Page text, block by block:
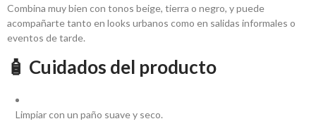
Combina muy bien con tonos beige, tierra o negro, y puede
acompañarte tanto en looks urbanos como en salidas informales o
eventos de tarde.
🧴 Cuidados del producto
Limpiar con un paño suave y seco.